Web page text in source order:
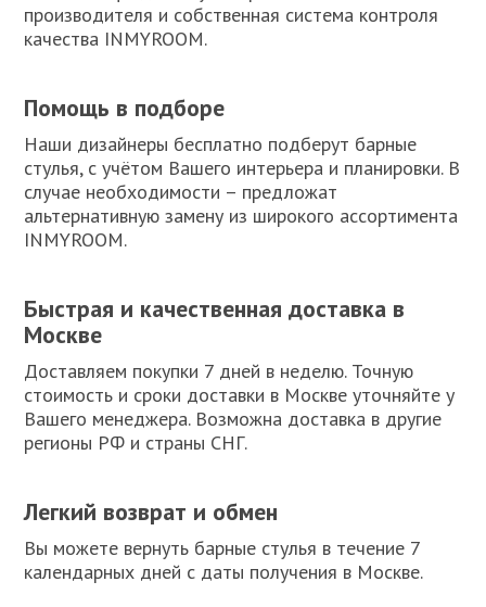
производителя и собственная система контроля
качества INMYROOM.
Помощь в подборе
Наши дизайнеры бесплатно подберут барные
стулья, с учётом Вашего интерьера и планировки. В
случае необходимости – предложат
альтернативную замену из широкого ассортимента
INMYROOM.
Быстрая и качественная доставка в
Москве
Доставляем покупки 7 дней в неделю. Точную
стоимость и сроки доставки в Москве уточняйте у
Вашего менеджера. Возможна доставка в другие
регионы РФ и страны СНГ.
Легкий возврат и обмен
Вы можете вернуть барные стулья в течение 7
календарных дней с даты получения в Москве.